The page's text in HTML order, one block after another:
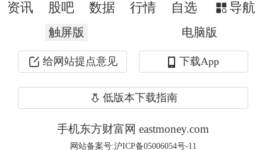
险，依旧是黄金价格的核心支撑，只是
高利率利空超出预期，金价上行节奏将
放缓、波动加剧。同时，该机构依旧看
好白银价格的长期表现，认为其供需缺
小幅跑赢黄金的走势。
资讯 股吧 数据 行情 自选 导航
触屏版 电脑版
给网站提点意见 下载App
低版本下载指南
手机东方财富网 eastmoney.com
网站备案号:沪ICP备05006054号-11